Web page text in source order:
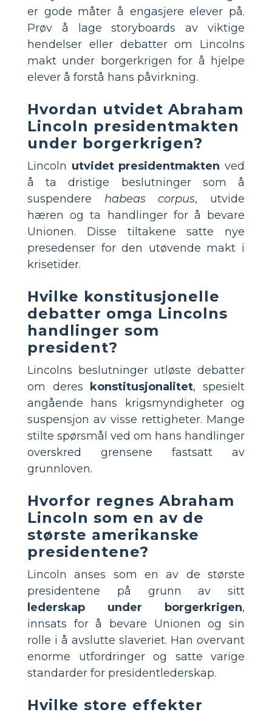
er gode måter å engasjere elever på.
Prøv å lage storyboards av viktige
hendelser eller debatter om Lincolns
makt under borgerkrigen for å hjelpe
elever å forstå hans påvirkning.
Hvordan utvidet Abraham
Lincoln presidentmakten
under borgerkrigen?
Lincoln utvidet presidentmakten ved
å ta dristige beslutninger som å
suspendere habeas corpus, utvide
hæren og ta handlinger for å bevare
Unionen. Disse tiltakene satte nye
presedenser for den utøvende makt i
krisetider.
Hvilke konstitusjonelle
debatter omga Lincolns
handlinger som
president?
Lincolns beslutninger utløste debatter
om deres
konstitusjonalitet, spesielt
angående hans krigsmyndigheter og
suspensjon av visse rettigheter. Mange
stilte spørsmål ved om hans handlinger
overskred grensene fastsatt av
grunnloven.
Hvorfor regnes Abraham
Lincoln som en av de
største amerikanske
presidentene?
Lincoln anses som en av de største
presidentene på grunn av sitt
lederskap under borgerkrigen,
innsats for å bevare Unionen og sin
rolle i å avslutte slaveriet. Han overvant
enorme utfordringer og satte varige
standarder for presidentlederskap.
Hvilke store effekter